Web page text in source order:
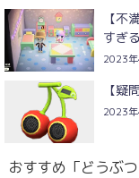
【不
すぎ
2023
【疑
2023
おすすめ「どうぶ